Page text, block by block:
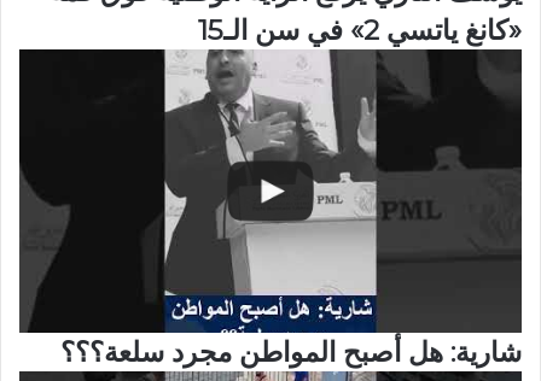
«كانغ ياتسي 2» في سن الـ15
شارية: هل أصبح المواطن مجرد سلعة؟؟؟